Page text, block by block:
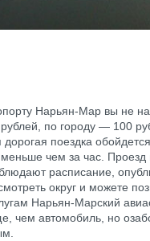
Нарьян-Мар вы не
рублей, по городу — 100
поездка
чем за час. Проезд
расписание,
округ и можете
Нарьян-Марский
чем автомобиль, но